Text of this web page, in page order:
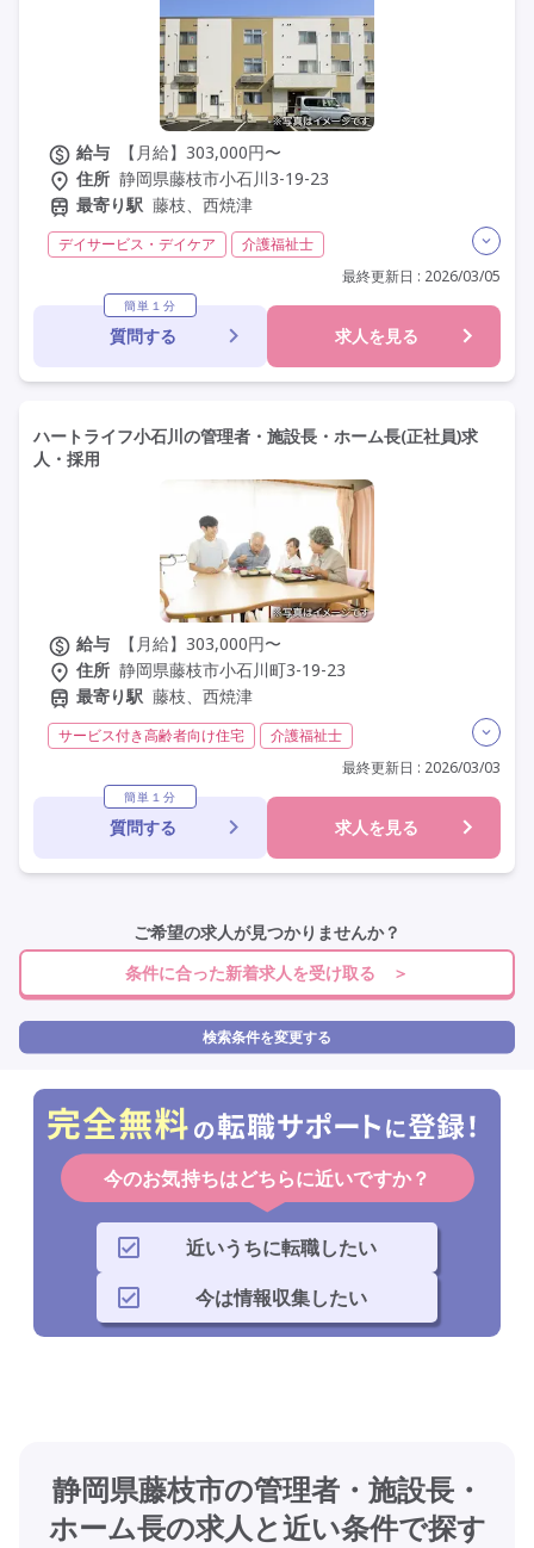
給与
【月給】303,000円〜
住所 静岡県藤枝市小石川3-19-23
最寄り駅 藤枝、西焼津
デイサービス・デイケア
介護福祉士
初任者研修(ヘルパー2級)
残業月20時間以内 常勤
社会保険完備
交通費支給
年間休日110日以上
学歴不問
定年65歳以上
車通勤可
最終更新日 : 2026/03/05
簡単１分
質問する 求人を見る
ハートライフ小石川の管理者・施設長・ホーム長(正社員)求
人・採用
給与
【月給】303,000円〜
住所 静岡県藤枝市小石川町3-19-23
最寄り駅 藤枝、西焼津
サービス付き高齢者向け住宅
介護福祉士
初任者研修(ヘルパー2級)
残業月20時間以内 常勤
社会保険完備
交通費支給
年間休日110日以上
学歴不問
定年65歳以上
車通勤可
最終更新日 : 2026/03/03
簡単１分
質問する 求人を見る
ご希望の求人が見つかりませんか？
条件に合った新着求人を受け取る ＞
検索条件を変更する
今のお気持ちはどちらに近いですか？
近いうちに転職したい
今は情報収集したい
静岡県藤枝市の管理者・施設長・
ホーム長の求人と近い条件で探す